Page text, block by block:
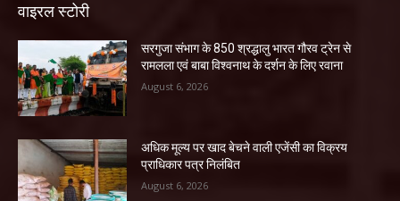
वाइरल स्टोरी
सरगुजा संभाग के 850 श्रद्धालु भारत गौरव ट्रेन से
रामलला एवं बाबा विश्वनाथ के दर्शन के लिए रवाना
August 6, 2026
अधिक मूल्य पर खाद बेचने वाली एजेंसी का विक्रय
प्राधिकार पत्र निलंबित
August 6, 2026